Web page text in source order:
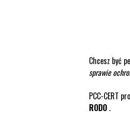
Chcesz być
sprawie
PCC-CERT
RODO .